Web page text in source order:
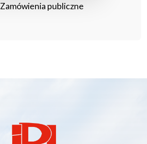
Zamówienia publiczne